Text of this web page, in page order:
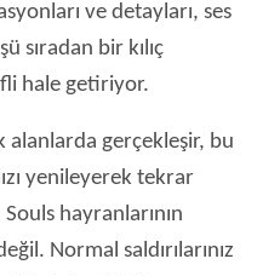
ve detayları, ses
sıradan bir kılıç
hale getiriyor.
alanlarda gerçekleşir, bu
yenileyerek tekrar
hayranlarının
Normal saldırılarınız